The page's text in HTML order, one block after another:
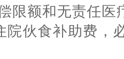
限额和无责任
院伙食补助费，